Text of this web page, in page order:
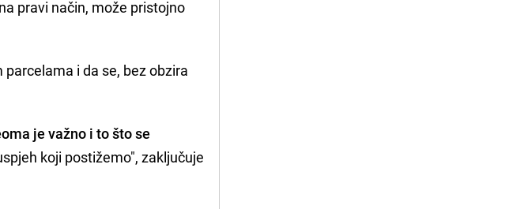
pravi način, može pristojno
i da se, bez obzira
je važno i to što se
koji postižemo", zaključuje